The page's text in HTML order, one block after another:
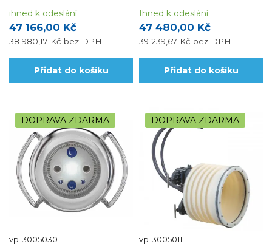
47 166,00 Kč
38 980,17 Kč bez DPH
ihned k odeslání
Přidat do košíku
47 480,00 Kč
39 239,67 Kč bez DPH
Ihned k odeslání
Přidat do košíku
DOPRAVA ZDARMA
vp-3005030
DOPRAVA ZDARMA
vp-3005011